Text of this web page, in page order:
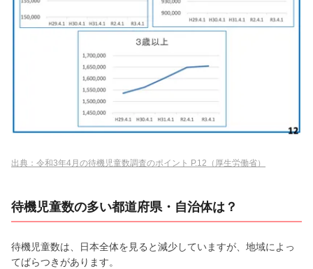
出典：令和3年4月の待機児童数調査のポイント P.12（厚生労働省）
待機児童数の多い都道府県・自治体は？
待機児童数は、日本全体を見ると減少していますが、地域によっ
てばらつきがあります。